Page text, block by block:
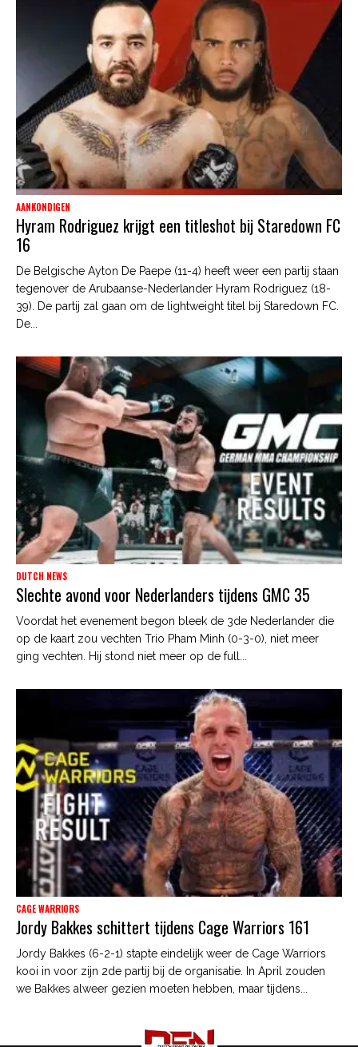
AANKONDIGEN
Hyram Rodriguez krijgt een titleshot bij Staredown FC
16
De Belgische Ayton De Paepe (11-4) heeft weer een partij staan
tegenover de Arubaanse-Nederlander Hyram Rodriguez (18-
39). De partij zal gaan om de lightweight titel bij Staredown FC.
De...
DUTCH NEWS
Slechte avond voor Nederlanders tijdens GMC 35
Voordat het evenement begon bleek de 3de Nederlander die
op de kaart zou vechten Trio Pham Minh (0-3-0), niet meer
ging vechten. Hij stond niet meer op de full...
CAGE WARRIORS
Jordy Bakkes schittert tijdens Cage Warriors 161
Jordy Bakkes (6-2-1) stapte eindelijk weer de Cage Warriors
kooi in voor zijn 2de partij bij de organisatie. In April zouden
we Bakkes alweer gezien moeten hebben, maar tijdens...